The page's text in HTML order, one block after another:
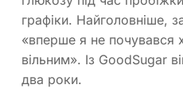
графіки. Найголовніше,
«вперше я не почувався
вільним». Із GoodSugar
два роки.